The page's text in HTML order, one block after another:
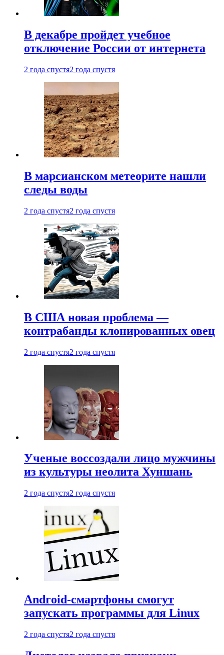
В декабре пройдет учебное
отключение России от интернета
2 года спустя2 года спустя
В марсианском метеорите нашли
следы воды
2 года спустя2 года спустя
В США новая проблема —
контрабанды клонированных овец
2 года спустя2 года спустя
Ученые воссоздали лицо мужчины
из культуры неолита Хуншань
2 года спустя2 года спустя
Android-смартфоны смогут
запускать программы для Linux
2 года спустя2 года спустя